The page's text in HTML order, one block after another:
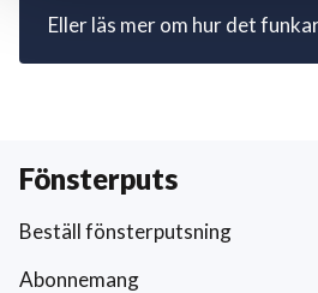
Eller läs mer om hur det
Fönsterputs
Beställ fönsterputsning
Abonnemang